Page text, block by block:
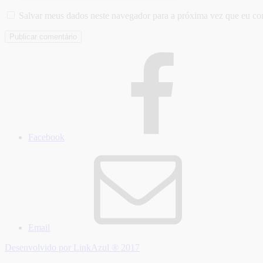
Salvar meus dados neste navegador para a próxima vez que eu
Facebook
Email
Desenvolvido por LinkAzul ® 2017